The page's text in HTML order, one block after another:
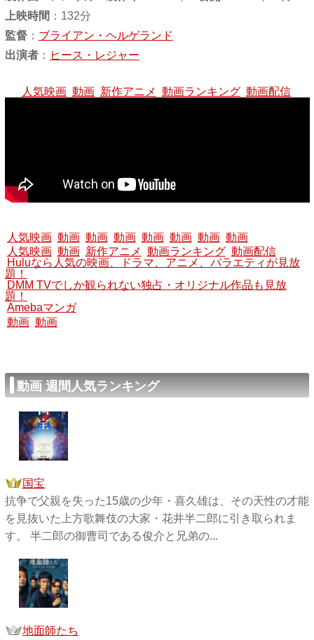
上映時間 ：132分
監督： ブライアン・ヘルゲランド
出演者： ヒース・レジャー
人気映画 動画 新作アニメ 動画ランキング 動画配信
人気映画 動画 動画 動画 動画 動画 動画 動画
人気映画 動画 新作アニメ 動画ランキング 動画配信
Huluなら人気の映画、ドラマ、アニメ、バラエティが見放
題！
DMM TVでしか観られない独占・オリジナル作品も見放
題！
Amebaマンガ
動画 動画
動画 週間人気ランキング
国宝
抗争で父親を失った15歳の少年・喜久雄は、その天性の才能
を見抜いた上方歌舞伎の大家・花井半二郎に引き取られま
す。 半二郎の御曹司である俊介と兄弟の...
地面師たち